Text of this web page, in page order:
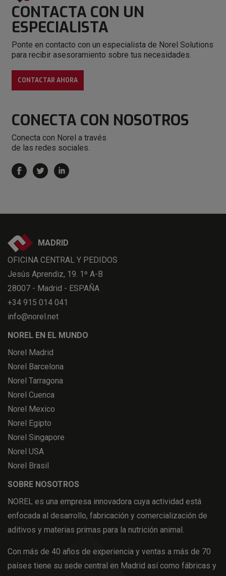
CONTACTA CON UN
ESPECIALISTA
Ponte en contacto con un especialista de Norel Solutions
para recibir asesoramiento sobre tus necesidades.
CONTACTAR AHORA
CONECTA CON NOSOTROS
Conecta con Norel a través
de las redes sociales.
MADRID
OFICINA CENTRAL Y PEDIDOS
Jesús Aprendiz, 19. 1º A-B
28007 - Madrid - ESPAÑA
+34 915 014 041
info@norel.net
NOREL EN EL MUNDO
Norel Madrid
Norel Barcelona
Norel Tarragona
Norel Cuenca
Norel Mexico
Norel Egipto
Norel Singapore
Norel USA
Norel Brasil
SOBRE NOSOTROS
NOREL es una empresa innovadora cuya actividad está
enfocada al desarrollo, fabricación y comercialización de
aditivos y materias primas para la nutrición animal.
Con más de 40 años de experiencia y ventas a más de 70
países tiene su sede central en Madrid así como fábricas y